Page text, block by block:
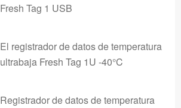
Fresh Tag 1 USB
El registrador de datos de temperatura
ultrabaja Fresh Tag 1U -40°C
Registrador de datos de temperatura